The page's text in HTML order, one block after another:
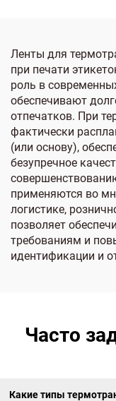
Ленты для
при печати
роль в
обеспечивают
отпечатков. При
фактически
(или основу),
безупречное
применяются во
логистике,
позволяет
требованиям и
идентификации и
Часто
Какие типы